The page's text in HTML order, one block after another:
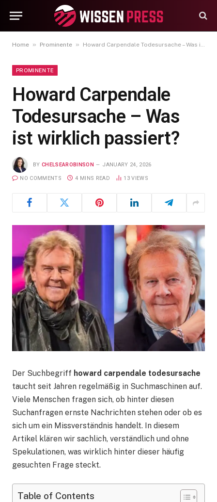
Home » Prominente » Howard Carpendale Todesursache – Was ist wirklich passiert?
PROMINENTE
Howard Carpendale
Todesursache – Was
ist wirklich passiert?
BY CHELSEAROBINSON JANUARY 24, 2026
NO COMMENTS 4 MINS READ 13VIEWS
Der Suchbegriff howard carpendale todesursache
taucht seit Jahren regelmäßig in Suchmaschinen auf.
Viele Menschen fragen sich, ob hinter diesen
Suchanfragen ernste Nachrichten stehen oder ob es
sich um ein Missverständnis handelt. In diesem
Artikel klären wir sachlich, verständlich und ohne
Spekulationen, was wirklich hinter dieser häufig
gesuchten Frage steckt.
Table of Contents